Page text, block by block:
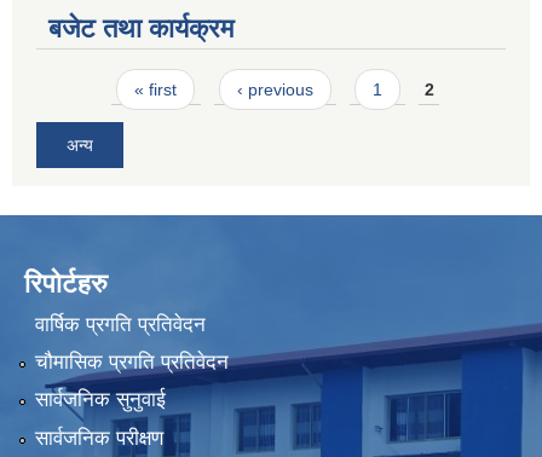
बजेट तथा कार्यक्रम
Pages« first ‹ previous 1 2
अन्य
रिपोर्टहरु
वार्षिक प्रगति प्रतिवेदन
चौमासिक प्रगति प्रतिवेदन
सार्वजनिक सुनुवाई
सार्वजनिक परीक्षण